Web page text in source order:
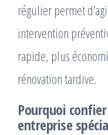
régulier permet
intervention
rapide, plus
rénovation tardive.
Pourquoi
entreprise